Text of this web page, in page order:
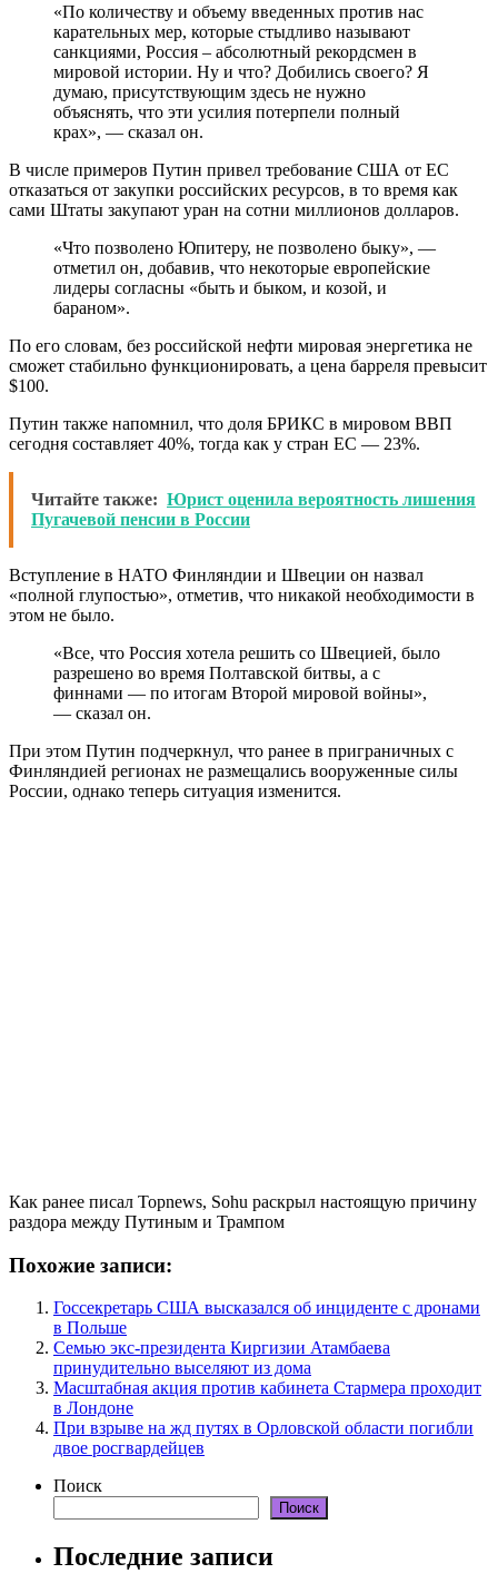
«По количеству и объему введенных против нас
карательных мер, которые стыдливо называют
санкциями, Россия – абсолютный рекордсмен в
мировой истории. Ну и что? Добились своего? Я
думаю, присутствующим здесь не нужно
объяснять, что эти усилия потерпели полный
крах», — сказал он.
В числе примеров Путин привел требование США от ЕС
отказаться от закупки российских ресурсов, в то время как
сами Штаты закупают уран на сотни миллионов долларов.
«Что позволено Юпитеру, не позволено быку», —
отметил он, добавив, что некоторые европейские
лидеры согласны «быть и быком, и козой, и
бараном».
По его словам, без российской нефти мировая энергетика не
сможет стабильно функционировать, а цена барреля превысит
$100.
Путин также напомнил, что доля БРИКС в мировом ВВП
сегодня составляет 40%, тогда как у стран ЕС — 23%.
Читайте также: Юрист оценила вероятность лишения
Пугачевой пенсии в России
Вступление в НАТО Финляндии и Швеции он назвал
«полной глупостью», отметив, что никакой необходимости в
этом не было.
«Все, что Россия хотела решить со Швецией, было
разрешено во время Полтавской битвы, а с
финнами — по итогам Второй мировой войны»,
— сказал он.
При этом Путин подчеркнул, что ранее в приграничных с
Финляндией регионах не размещались вооруженные силы
России, однако теперь ситуация изменится.
Как ранее писал Topnews, Sohu раскрыл настоящую причину
раздора между Путиным и Трампом
Похожие записи:
Госсекретарь США высказался об инциденте с дронами
в Польше
Семью экс-президента Киргизии Атамбаева
принудительно выселяют из дома
Масштабная акция против кабинета Стармера проходит
в Лондоне
При взрыве на жд путях в Орловской области погибли
двое росгвардейцев
Поиск
Поиск
Последние записи